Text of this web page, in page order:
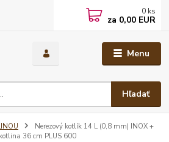
Menu
Hľadať
0 ks
za 0,00 EUR
Nerezový kotlík 14 L (0,8 mm) INOX +
36 cm PLUS 600